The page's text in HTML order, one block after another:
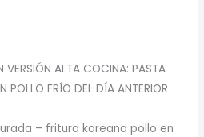
VERSIÓN ALTA COCINA: PASTA
POLLO FRÍO DEL DÍA ANTERIOR
– fritura koreana pollo en